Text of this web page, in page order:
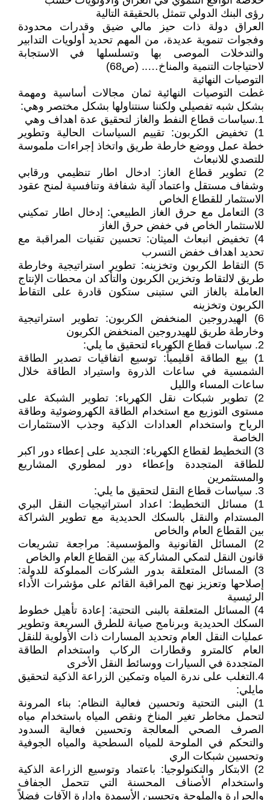
رؤى البنك الدولي تتمثل بالحقيقة التالية
العراق دولة ذات حيز مالي ضيق وقدرات محدودة
وفجوات تنموية عديدة، من المهم تحديد أولويات التدابير
والتدخلات الموصى بها وتسلسلها في الاستجابة
لاحتياجات التنمية والمناخ….. (ص68)
التوصيات النهائية
غطت التوصيات النهائية ثمان مجالات أساسية ومهمة
بشكل شبه تفصيلي ولكننا سنتناولها بشكل مختصر وهي:
1.سياسات قطاع النفط والغاز لتحقيق عدة اهداف وهي
1) تخفيض الكربون: تقييم السياسات الحالية وتطوير
خطة عمل ووضع خارطة طريق واتخاذ إجراءات ملموسة
للتصدي للانبعاث
2) تطوير قطاع الغاز: ادخال اطار تنظيمي ورقابي
وشفاف مستقل واعتماد آلية شفافة وتنافسية لمنح عقود
الاستثمار للقطاع الخاص
3) التعامل مع حرق الغاز الطبيعي: إدخال اطار تمكيني
للاستثمار الخاص في خفض حرق الغاز
4) تخفيض انبعاث الميثان: تحسين تقنيات المراقبة مع
تحديد اهداف خفض التسرب
5) التقاط الكربون وتخزينه: تطوير استراتيجية وخارطة
طريق لالتقاط وتخزين الكربون والتأكد ان محطات الإنتاج
العاملة بالغاز التي ستبنى ستكون قادرة على التقاط
الكربون وتخزينه
6) الهيدروجين المنخفض الكربون: تطوير استراتيجية
وخارطة طريق للهيدروجين المنخفض الكربون
2. سياسات قطاع الكهرباء لتحقيق ما يلي:
1) بيع الطاقة اقليمياً: توسيع اتفاقيات تصدير الطاقة
الشمسية في ساعات الذروة واستيراد الطاقة خلال
ساعات المساء والليل
2) تطوير شبكات نقل الكهرباء: تطوير الشبكة على
مستوى التوزيع مع استخدام الطاقة الكهروضوئية وطاقة
الرياح واستخدام العدادات الذكية وجذب الاستثمارات
الخاصة
3) التخطيط لقطاع الكهرباء: التجديد على إعطاء دور اكبر
للطاقة المتجددة وإعطاء دور لمطوري المشاريع
والمستثمرين
3. سياسات قطاع النقل لتحقيق ما يلي:
1) مسائل التخطيط: اعداد استراتيجيات النقل البري
المستدام والنقل بالسكك الحديدية مع تطوير الشراكة
بين القطاع العام والخاص
2) المسائل القانونية والمؤسسية: مراجعة تشريعات
قانون النقل لتمكي المشاركة بين القطاع العام والخاص
3) المسائل المتعلقة بدور الشركات المملوكة للدولة:
إصلاحها وتعزيز نهج المراقبة القائم على مؤشرات الأداء
الرئيسية
4) المسائل المتعلقة بالبنى التحتية: إعادة تأهيل خطوط
السكك الحديدية وبرنامج صيانة للطرق السريعة وتطوير
عمليات النقل العام وتحديد المسارات ذات الأولوية للنقل
العام كالمترو وقطارات الركاب واستخدام الطاقة
المتجددة في السيارات ووسائط النقل الأخرى
4.التغلب على ندرة المياه وتمكين الزراعة الذكية لتحقيق
مايلي:
1) البنى التحتية وتحسين فعالية النظام: بناء المرونة
لتحمل مخاطر تغير المناخ ونقص المياه باستخدام مياه
الصرف الصحي المعالجة وتحسين فعالية السدود
والتحكم في الملوحة للمياه السطحية والمياه الجوفية
وتحسين شبكات الري
2) الابتكار والتكنولوجيا: باعتماد وتوسيع الزراعة الذكية
واستخدام الأصناف المحسنة التي تتحمل الجفاف
والحرارة والملوحة وتحسين الأسمدة وإدارة الآفات فضلاً